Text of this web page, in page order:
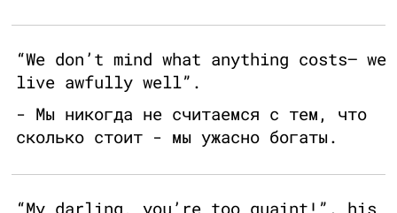
“We don’t mind what anything costs— we
live awfully well”.
- Мы никогда не считаемся с тем, что
сколько стоит - мы ужасно богаты.
“My darling, you’re too quaint!”. his